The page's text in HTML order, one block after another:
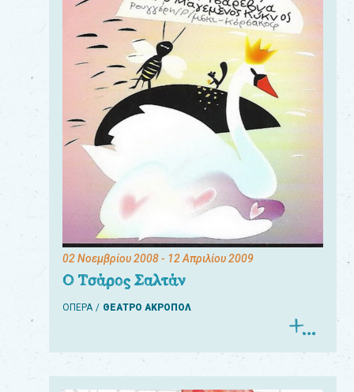
02 Νοεμβρίου 2008- 12 Απριλίου 2009
Ο Τσάρος Σαλτάν
ΟΠΕΡΑ ΘΕΑΤΡΟ ΑΚΡΟΠΟΛ